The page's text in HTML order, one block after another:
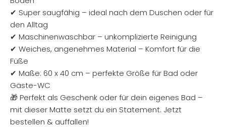
✔ Super saugfähig – ideal nach dem Duschen oder für
den Alltag
✔ Maschinenwaschbar – unkomplizierte Reinigung
✔ Weiches, angenehmes Material – Komfort für die
Füße
✔ Maße: 60 x 40 cm – perfekte Größe für Bad oder
Gäste-WC
🎁 Perfekt als Geschenk oder für dein eigenes Bad –
mit dieser Matte setzt du ein Statement. Jetzt
bestellen & auffallen!